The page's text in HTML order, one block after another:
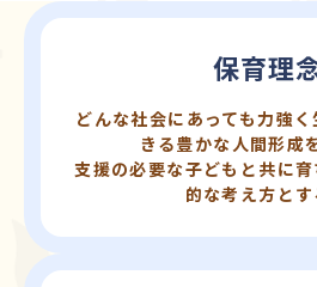
保育理
どんな社会にあっても力強
きる豊かな人間形成
支援の必要な子どもと共に
的な考え方とす